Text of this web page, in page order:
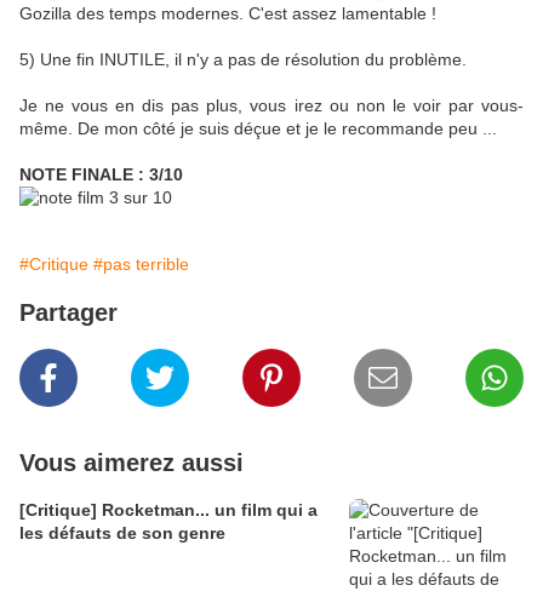
Gozilla des temps modernes. C'est assez lamentable !
5) Une fin INUTILE, il n'y a pas de résolution du problème.
Je ne vous en dis pas plus, vous irez ou non le voir par vous-
même. De mon côté je suis déçue et je le recommande peu ...
NOTE FINALE : 3/10
#Critique #pas terrible
Partager
Vous aimerez aussi
[Critique] Rocketman... un film qui a
les défauts de son genre